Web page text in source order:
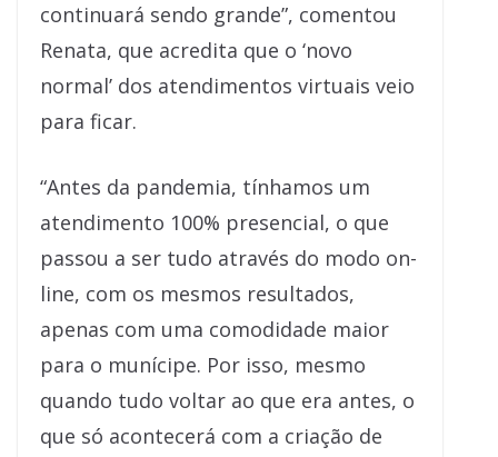
continuará sendo grande”, comentou
Renata, que acredita que o ‘novo
normal’ dos atendimentos virtuais veio
para ficar.
“Antes da pandemia, tínhamos um
atendimento 100% presencial, o que
passou a ser tudo através do modo on-
line, com os mesmos resultados,
apenas com uma comodidade maior
para o munícipe. Por isso, mesmo
quando tudo voltar ao que era antes, o
que só acontecerá com a criação de